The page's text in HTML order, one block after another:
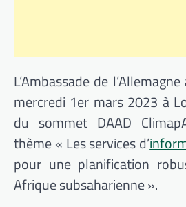
L’Ambassade de
mercredi 1er mars 2023 à
du sommet DAAD
thème « Les services d’
pour une planification
Afrique subsaharienne ».